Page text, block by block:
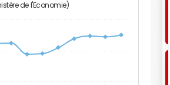
de l'Economie)